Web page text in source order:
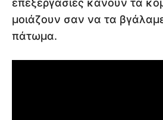
επεξεργασίες κάνουν τα
μοιάζουν σαν να τα
πάτωμα.